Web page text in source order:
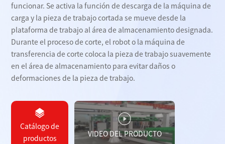
funcionar. Se activa la función de descarga de la máquina de
carga y la pieza de trabajo cortada se mueve desde la
plataforma de trabajo al área de almacenamiento designada.
Durante el proceso de corte, el robot o la máquina de
transferencia de corte coloca la pieza de trabajo suavemente
en el área de almacenamiento para evitar daños o
deformaciones de la pieza de trabajo.
Catálogo de
productos
VIDEO DEL PRODUCTO